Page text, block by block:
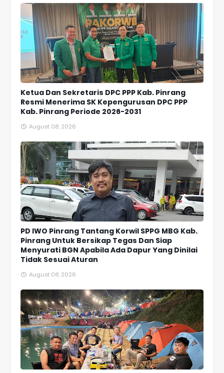
Ketua Dan Sekretaris DPC PPP Kab. Pinrang
Resmi Menerima SK Kepengurusan DPC PPP
Kab. Pinrang Periode 2026-2031
August 08, 2026
PD IWO Pinrang Tantang Korwil SPPG MBG Kab.
Pinrang Untuk Bersikap Tegas Dan Siap
Menyurati BGN Apabila Ada Dapur Yang Dinilai
Tidak Sesuai Aturan
August 08, 2026